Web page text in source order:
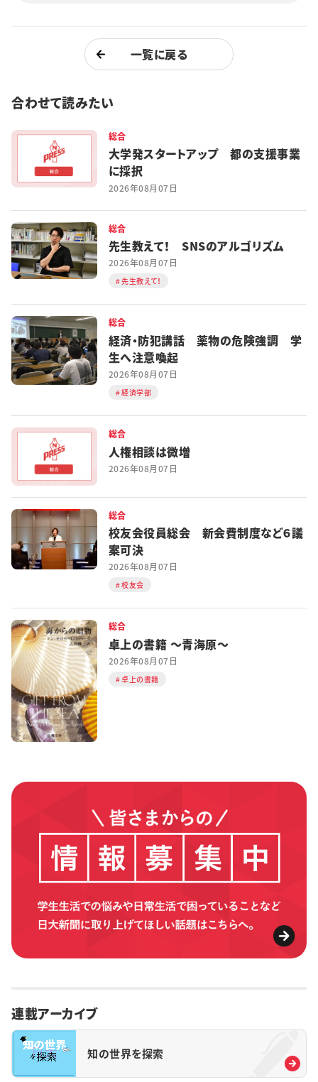
一覧に戻る
合わせて読みたい
総合
大学発スタートアップ 都の支援事業
に採択
2026年08月07日
総合
先生教えて！ SNSのアルゴリズム
2026年08月07日
先生教えて！
総合
経済・防犯講話 薬物の危険強調 学
生へ注意喚起
2026年08月07日
経済学部
総合
人権相談は微増
2026年08月07日
総合
校友会役員総会 新会費制度など６議
案可決
2026年08月07日
校友会
総合
卓上の書籍 ～青海原～
2026年08月07日
卓上の書籍
連載アーカイブ
知の世界を探索